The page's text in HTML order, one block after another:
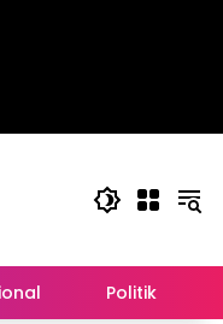
Politik